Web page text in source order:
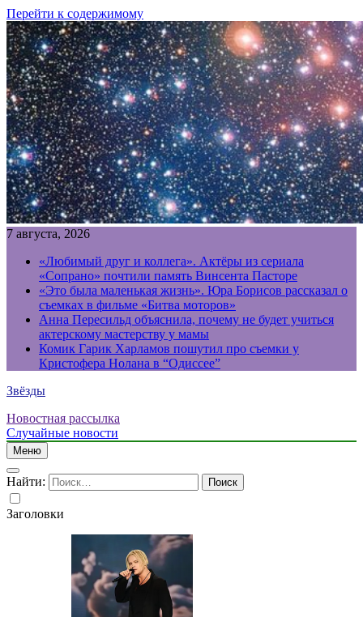
Перейти к содержимому
7 августа, 2026
«Любимый друг и коллега». Актёры из сериала
«Сопрано» почтили память Винсента Пасторе
«Это была маленькая жизнь». Юра Борисов рассказал о
съемках в фильме «Битва моторов»
Анна Пересильд объяснила, почему не будет учиться
актерскому мастерству у мамы
Комик Гарик Харламов пошутил про съемки у
Кристофера Нолана в “Одиссее”
Звёзды
Новостная рассылка
Случайные новости
Меню
Найти:
Заголовки